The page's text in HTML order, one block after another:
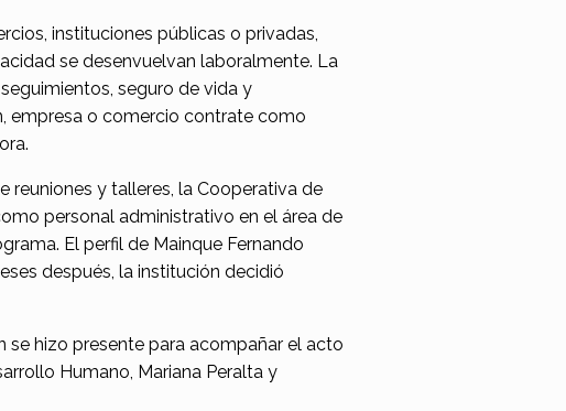
instituciones públicas o privadas,
se desenvuelvan laboralmente. La
seguro de vida y
empresa o comercio contrate como
reuniones y talleres, la Cooperativa de
personal administrativo en el área de
El perfil de Mainque Fernando
después, la institución decidió
se hizo presente para acompañar el acto
Humano, Mariana Peralta y